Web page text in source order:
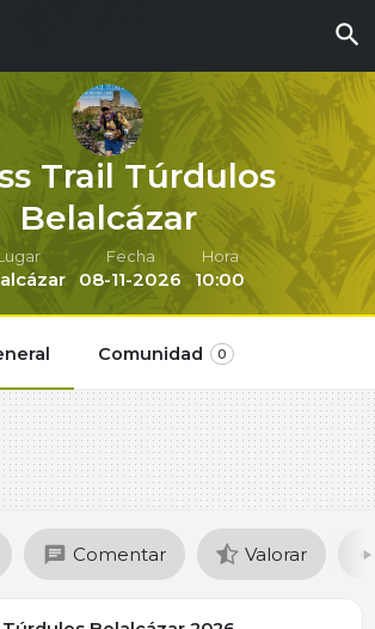
Trail Túrdulos
Belalcázar
Fecha
08-11-2026
Hora
10:00
Comunidad 0
Comentar Valorar